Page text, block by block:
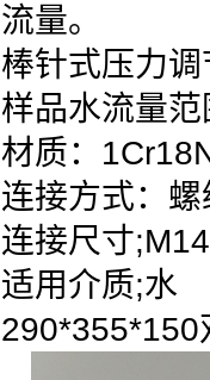
流量。
棒针式压力
样品水流量
材质：
连接方式：
连接尺寸
适用介质;水
290*355*150